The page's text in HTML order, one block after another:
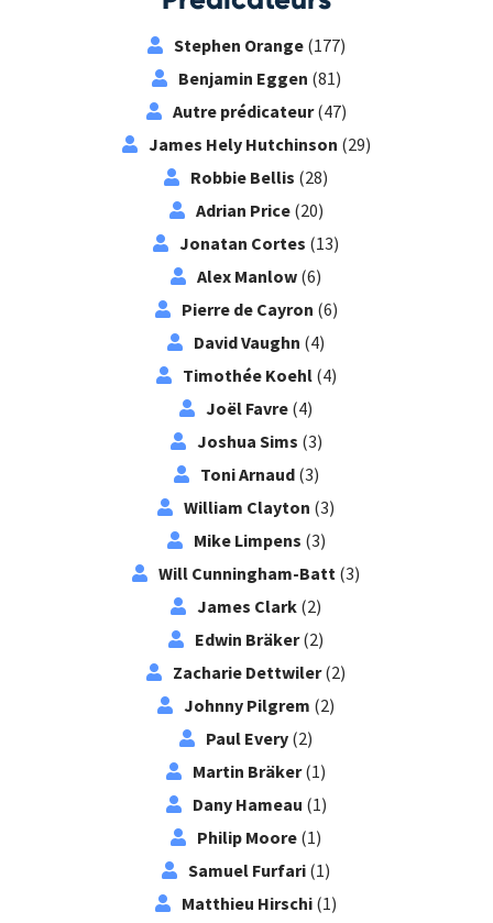
Stephen Orange(177)
Benjamin Eggen (81)
Autre prédicateur(47)
James Hely Hutchinson (29)
Robbie Bellis (28)
Adrian Price(20)
Jonatan Cortes (13)
Alex Manlow (6)
Pierre de Cayron (6)
David Vaughn (4)
Timothée Koehl(4)
Joël Favre (4)
Joshua Sims (3)
Toni Arnaud(3)
William Clayton (3)
Mike Limpens (3)
Will Cunningham-Batt (3)
James Clark (2)
Edwin Bräker(2)
Zacharie Dettwiler(2)
Johnny Pilgrem (2)
Paul Every (2)
Martin Bräker(1)
Dany Hameau (1)
Philip Moore (1)
Samuel Furfari (1)
Matthieu Hirschi (1)